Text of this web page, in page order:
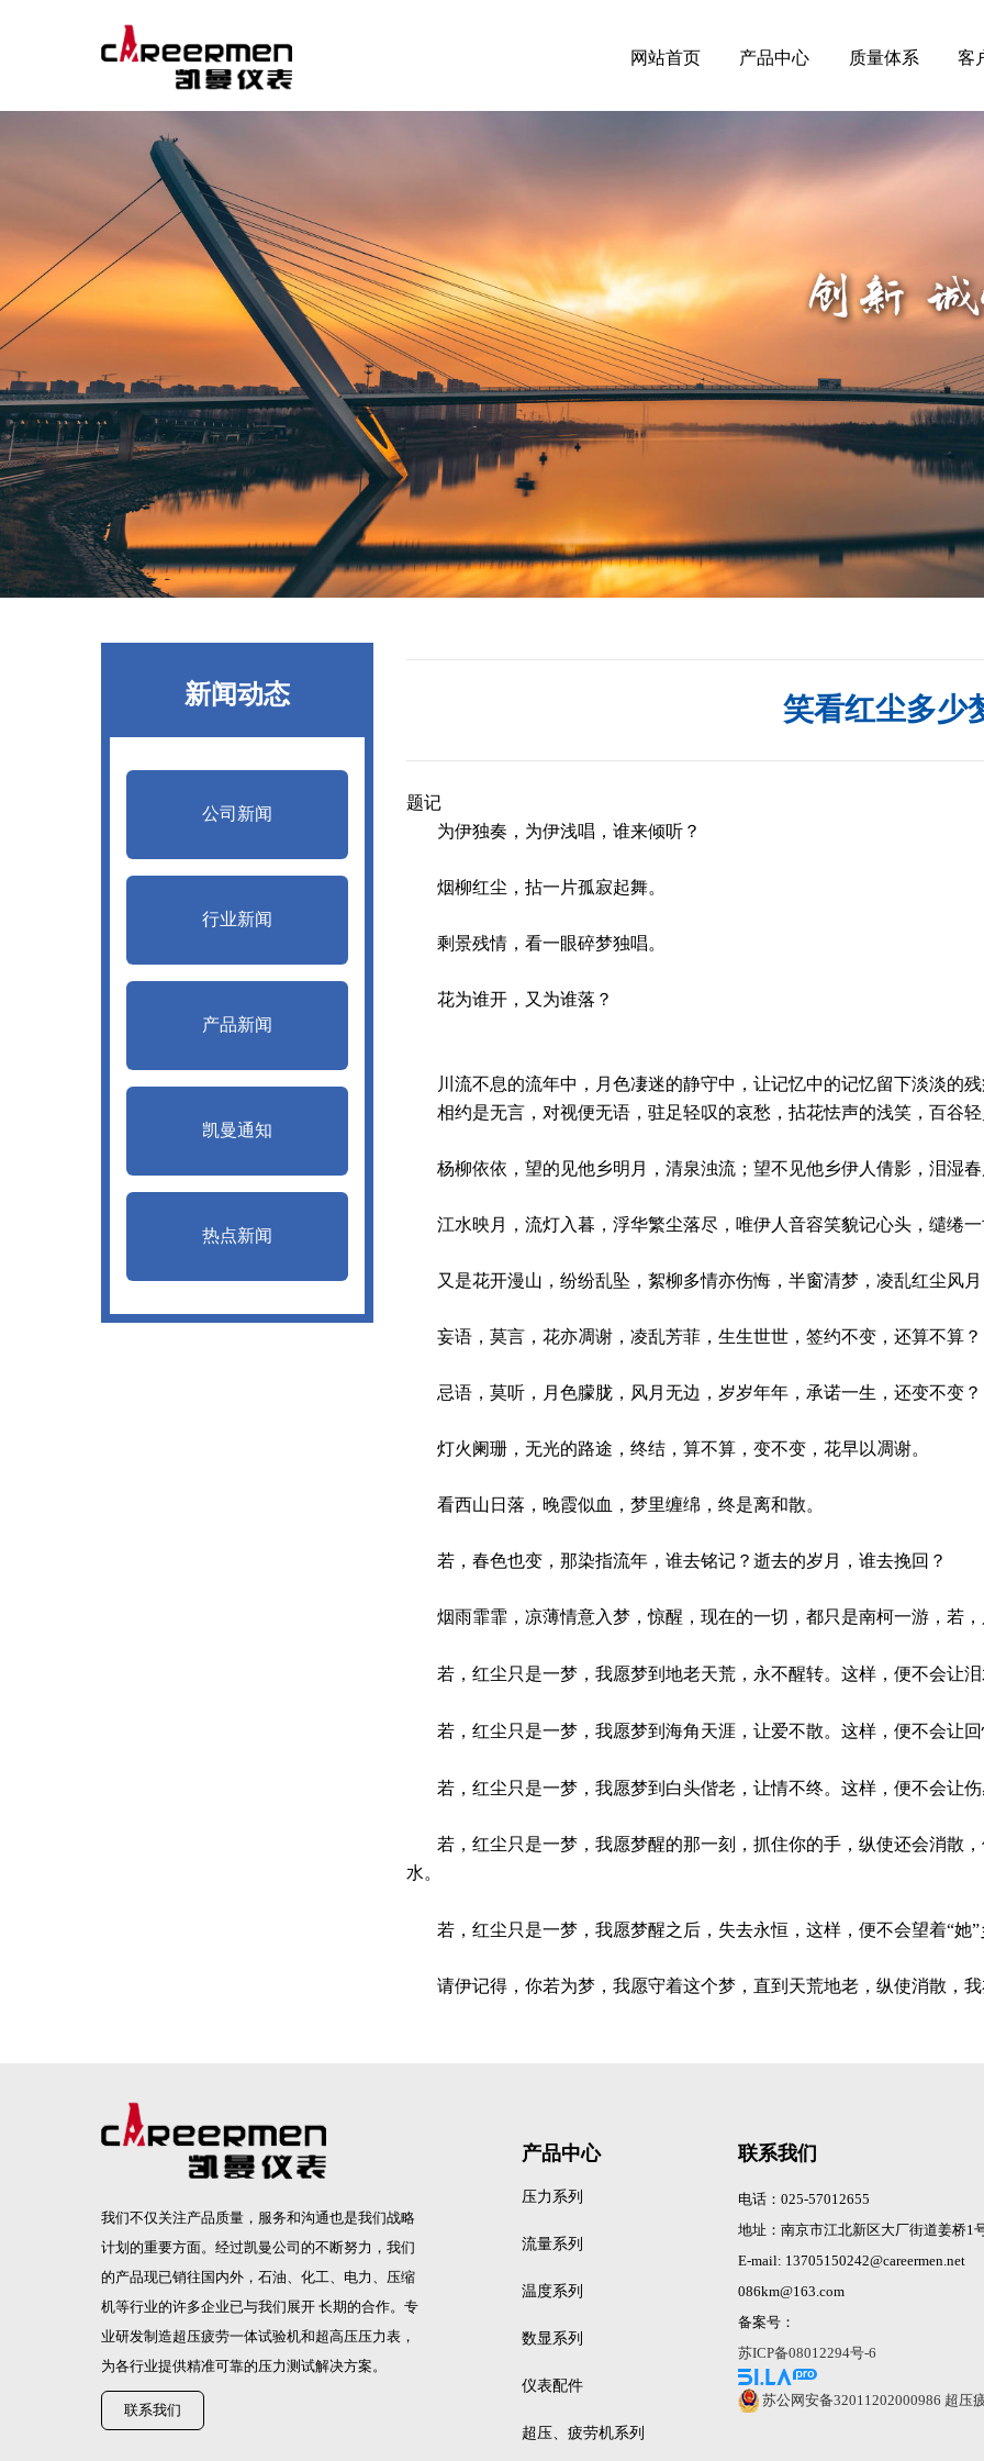
网站首页 产品中心 质量体系 客
新闻动态
公司新闻
行业新闻
产品新闻
凯曼通知
热点新闻
笑看红尘多少
题记
为伊独奏，为伊浅唱，谁来倾听？
烟柳红尘，拈一片孤寂起舞。
剩景残情，看一眼碎梦独唱。
花为谁开，又为谁落？
川流不息的流年中，月色凄迷的静守中，让记忆中的记忆留下淡淡的
相约是无言，对视便无语，驻足轻叹的哀愁，拈花怯声的浅笑，百谷
杨柳依依，望的见他乡明月，清泉浊流；望不见他乡伊人倩影，泪湿
江水映月，流灯入暮，浮华繁尘落尽，唯伊人音容笑貌记心头，缱绻
又是花开漫山，纷纷乱坠，絮柳多情亦伤悔，半窗清梦，凌乱红尘风
妄语，莫言，花亦凋谢，凌乱芳菲，生生世世，签约不变，还算不算？
忌语，莫听，月色朦胧，风月无边，岁岁年年，承诺一生，还变不变？
灯火阑珊，无光的路途，终结，算不算，变不变，花早以凋谢。
看西山日落，晚霞似血，梦里缠绵，终是离和散。
若，春色也变，那染指流年，谁去铭记？逝去的岁月，谁去挽回？
烟雨霏霏，凉薄情意入梦，惊醒，现在的一切，都只是南柯一游，若
若，红尘只是一梦，我愿梦到地老天荒，永不醒转。这样，便不会让
若，红尘只是一梦，我愿梦到海角天涯，让爱不散。这样，便不会让
若，红尘只是一梦，我愿梦到白头偕老，让情不终。这样，便不会让
若，红尘只是一梦，我愿梦醒的那一刻，抓住你的手，纵使还会消散
水。
若，红尘只是一梦，我愿梦醒之后，失去永恒，这样，便不会望着“她
请伊记得，你若为梦，我愿守着这个梦，直到天荒地老，纵使消散，
我们不仅关注产品质量，服务和沟通也是我们战略
计划的重要方面。经过凯曼公司的不断努力，我们
的产品现已销往国内外，石油、化工、电力、压缩
机等行业的许多企业已与我们展开 长期的合作。专
业研发制造超压疲劳一体试验机和超高压压力表 ，
为各行业提供精准可靠的压力测试解决方案。
联系我们
产品中心
压力系列
流量系列
温度系列
数显系列
仪表配件
超压、疲劳机系列
联系我们
电话：025-57012655
地址：南京市江北新区大厂街道姜桥1
E-mail: 13705150242@careermen.net
086km@163.com
备案号：
苏ICP备08012294号-6
苏公网安备32011202000986 超压